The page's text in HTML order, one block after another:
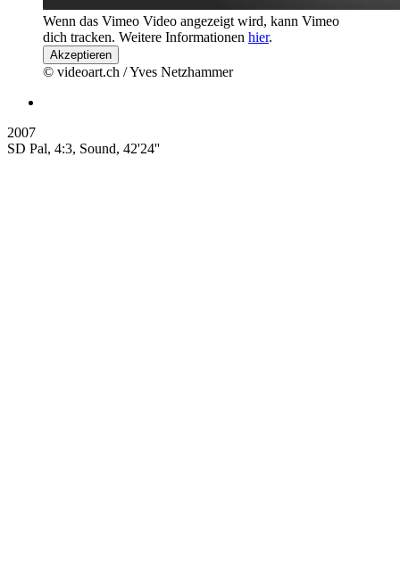
Wenn das Vimeo Video angezeigt wird, kann Vimeo
dich tracken. Weitere Informationen hier.
Akzeptieren
© videoart.ch / Yves Netzhammer
2007
SD Pal, 4:3, Sound, 42'24''